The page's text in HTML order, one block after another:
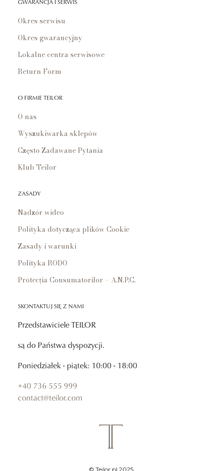
GWARANCJA I SERWIS
Okres serwisu
Okres gwarancyjny
Lokalne centra serwisowe
Return Form
O FIRMIE TEILOR
O nas
Wyszukiwarka sklepów
Często Zadawane Pytania
Klub Teilor
ZASADY
Nadzór wideo
Polityka dotycząca plików Cookie
Zasady i warunki
Polityka RODO
Protecția Consumatorilor – A.N.P.C.
SKONTAKTUJ SIĘ Z NAMI
Przedstawiciele TEILOR
są do Państwa dyspozycji.
Poniedziałek - piątek: 10:00 - 18:00
+40 736 555 999
contact@teilor.com
© Teilor.pl 2025